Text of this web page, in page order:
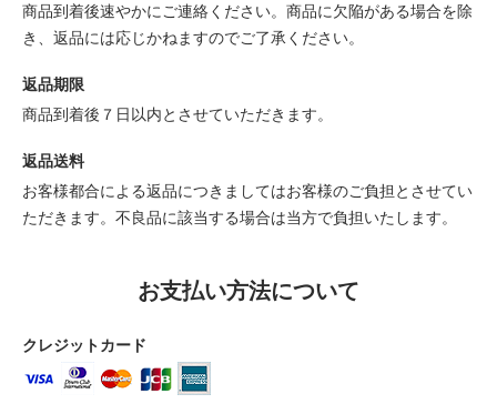
商品到着後速やかにご連絡ください。商品に欠陥がある場合を除
き、返品には応じかねますのでご了承ください。
返品期限
商品到着後７日以内とさせていただきます。
返品送料
お客様都合による返品につきましてはお客様のご負担とさせてい
ただきます。不良品に該当する場合は当方で負担いたします。
お支払い方法について
クレジットカード